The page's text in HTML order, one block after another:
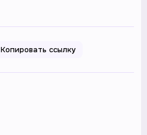
Копировать ссылку